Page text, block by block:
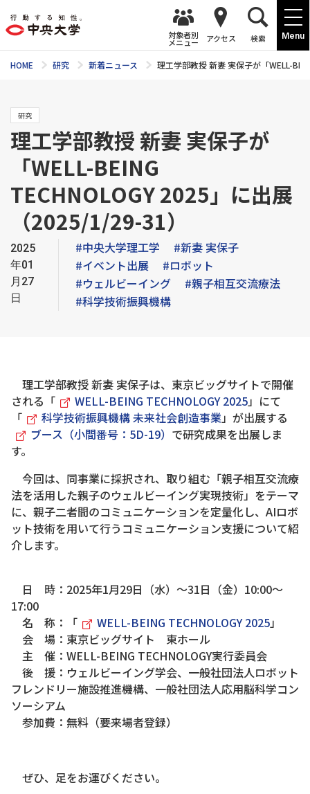
Menu
対象者別
メニュー アクセス 検索
HOME 研究 新着ニュース 理工学部教授 新妻 実保子が「WELL-
研究
理工学部教授 新妻 実保子が
「WELL-BEING
TECHNOLOGY 2025」に出展
（2025/1/29-31）
2025
年01
月27
日
#中央大学理工学
#新妻 実保子
#イベント出展
#ロボット
#ウェルビーイング
#親子相互交流療法
#科学技術振興機構
理工学部教授 新妻 実保子は、東京ビッグサイトで開催
される「
WELL-BEING TECHNOLOGY 2025」にて
「
科学技術振興機構 未来社会創造事業」が出展する
ブース（小間番号：5D-19） で研究成果を出展しま
す。
今回は、同事業に採択され、取り組む「親子相互交流療
法を活用した親子のウェルビーイング実現技術」をテーマ
に、親子二者間のコミュニケーションを定量化し、AIロボ
ット技術を用いて行うコミュニケーション支援について紹
介します。
日 時：2025年1月29日（水）～31日（金）10:00～
17:00
名 称：「
WELL-BEING TECHNOLOGY 2025」
会 場：東京ビッグサイト 東ホール
主 催：WELL-BEING TECHNOLOGY実行委員会
後 援：ウェルビーイング学会、一般社団法人ロボット
フレンドリー施設推進機構、一般社団法人応用脳科学コン
ソーシアム
参加費：無料（要来場者登録）
ぜひ、足をお運びください。